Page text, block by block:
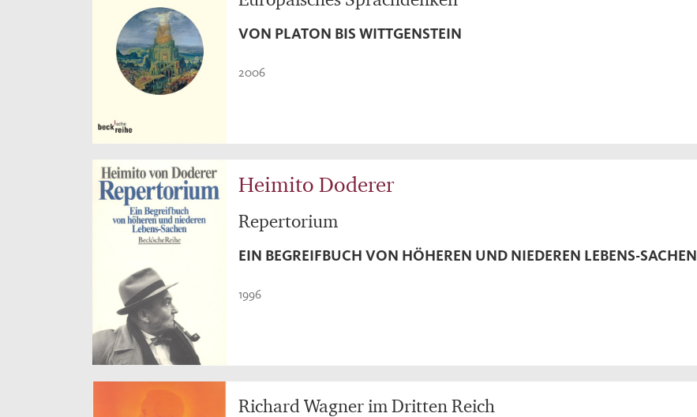
VON PLATON BIS WITTGENSTEIN
2006
Heimito Doderer
Repertorium
EIN BEGREIFBUCH VON HÖHEREN UND NIEDEREN LEBENS-SACHEN
1996
Richard Wagner im Dritten Reich